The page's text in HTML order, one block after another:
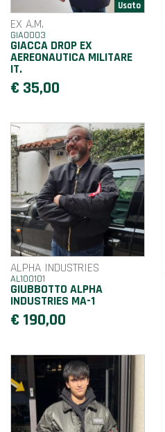
EX A.M.
GIA0003
GIACCA DROP EX
AEREONAUTICA MILITARE
IT.
€ 35,00
ALPHA INDUSTRIES
AL100101
GIUBBOTTO ALPHA
INDUSTRIES MA-1
€ 190,00